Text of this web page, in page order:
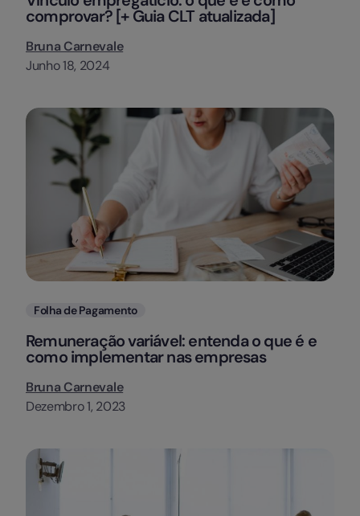
comprovar? [+ Guia CLT atualizada]
Bruna Carnevale
Junho 18, 2024
Categorias
Folha de Pagamento
Remuneração variável: entenda o que é e
como implementar nas empresas
Bruna Carnevale
Dezembro 1, 2023